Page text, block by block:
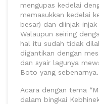
mengupas kedelai
memasukkan kedelai
besar) dan diinjak-
Walaupun seiring
hal itu sudah tidak
digantikan dengan
dan syair lagunya
Boto yang sebenarnya.
Acara dengan tema
dalam bingkai